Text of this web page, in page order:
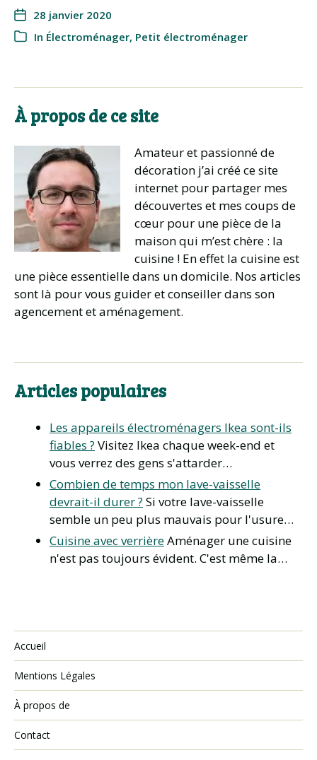
28 janvier 2020
In Électroménager, Petit électroménager
À propos de ce site
Amateur et passionné de
décoration j’ai créé ce site
internet pour partager mes
découvertes et mes coups de
cœur pour une pièce de la
maison qui m’est chère : la
cuisine ! En effet la cuisine est
une pièce essentielle dans un domicile. Nos articles
sont là pour vous guider et conseiller dans son
agencement et aménagement.
Articles populaires
Les appareils électroménagers Ikea sont-ils
fiables ? Visitez Ikea chaque week-end et
vous verrez des gens s'attarder…
Combien de temps mon lave-vaisselle
devrait-il durer ? Si votre lave-vaisselle
semble un peu plus mauvais pour l'usure…
Cuisine avec verrièreAménager une cuisine
n'est pas toujours évident. C'est même la…
Accueil
Mentions Légales
À propos de
Contact